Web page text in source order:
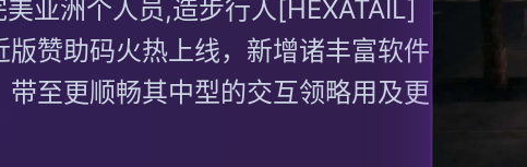
亚洲个人员,造步行人[HEXATAIL]
版赞助码火热上线，新增诸丰富软件
带至更顺畅其中型的交互领略用及更